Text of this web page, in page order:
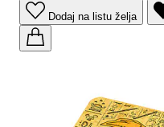
Dodaj na listu želja